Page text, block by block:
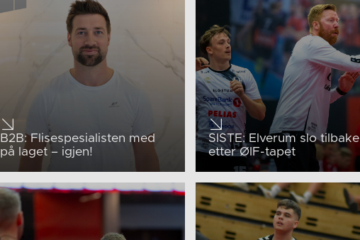
B2B: Flisespesialisten med
på laget – igjen!
SISTE: Elverum slo tilbake
etter ØIF-tapet